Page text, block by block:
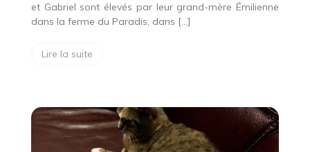
et Gabriel sont élevés par leur grand-mère Émilienne
dans la ferme du Paradis, dans […]
Lire la suite